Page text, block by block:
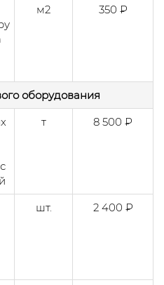
м2 350 ₽
оборудования
т 8 500 ₽
шт. 2 400 ₽